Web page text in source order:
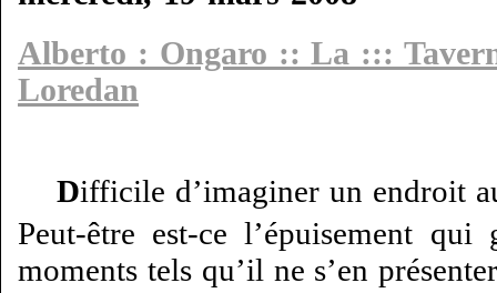
Alberto : Ongaro :: La :::
Loredan
Difficile d’imaginer un endroit
Peut-être est-ce l’épuisement
moments tels qu’il ne s’en